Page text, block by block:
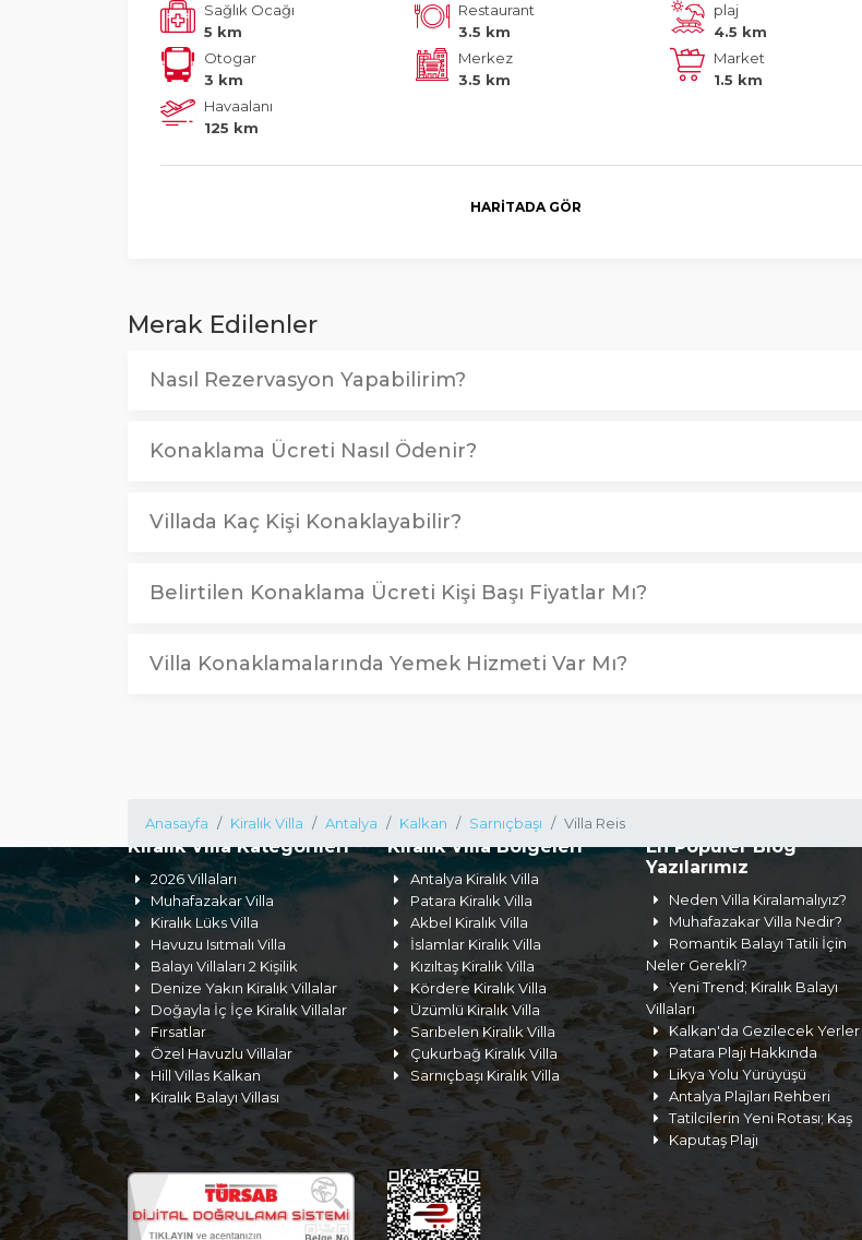
Sağlık Ocağı
5 km
Restaurant
3.5 km
plaj
4.5 km
Otogar
3 km
Merkez
3.5 km
Market
1.5 km
Havaalanı
125 km
HARITADA GÖR
Merak Edilenler
Nasıl Rezervasyon Yapabilirim?
Konaklama Ücreti Nasıl Ödenir?
Villada Kaç Kişi Konaklayabilir?
Belirtilen Konaklama Ücreti Kişi Başı Fiyatlar Mı?
Villa Konaklamalarında Yemek Hizmeti Var Mı?
Anasayfa Kiralık Villa Antalya Kalkan Sarnıçbaşı Villa Reis
Kiralık Villa Kategorileri
2026 Villaları
Muhafazakar Villa
Kiralık Lüks Villa
Havuzu Isıtmalı Villa
Balayı Villaları 2 Kişilik
Denize Yakın Kiralık Villalar
Doğayla İç İçe Kiralık Villalar
Fırsatlar
Özel Havuzlu Villalar
Hill Villas Kalkan
Kiralık Balayı Villası
Kiralık Villa Bölgeleri
Antalya Kiralık Villa
Patara Kiralık Villa
Akbel Kiralık Villa
İslamlar Kiralık Villa
Kızıltaş Kiralık Villa
Kördere Kiralık Villa
Üzümlü Kiralık Villa
Sarıbelen Kiralık Villa
Çukurbağ Kiralık Villa
Sarnıçbaşı Kiralık Villa
En Popüler Blog
Yazılarımız
Neden Villa Kiralamalıyız?
Muhafazakar Villa Nedir?
Romantik Balayı Tatili İçin
Neler Gerekli?
Yeni Trend; Kiralık Balayı
Villaları
Kalkan'da Gezilecek Yerler
Patara Plajı Hakkında
Likya Yolu Yürüyüşü
Antalya Plajları Rehberi
Tatilcilerin Yeni Rotası; Kaş
Kaputaş Plajı